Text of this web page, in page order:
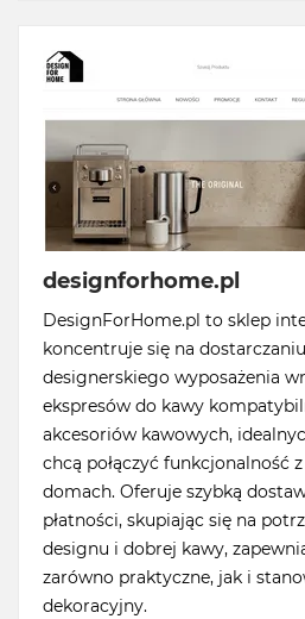
designforhome.pl
DesignForHome.pl to sklep
koncentruje się na
designerskiego wyposażenia
ekspresów do kawy
akcesoriów kawowych,
chcą połączyć funkcjonalność
domach. Oferuje szybką
płatności, skupiając się na
designu i dobrej kawy,
zarówno praktyczne, jak i
dekoracyjny.